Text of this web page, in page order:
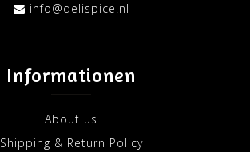
info@delispice.nl
Informationen
About us
Shipping & Return Policy